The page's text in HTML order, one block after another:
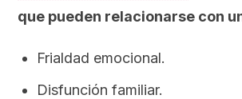
que pueden relacionarse con
Frialdad emocional.
Disfunción familiar.